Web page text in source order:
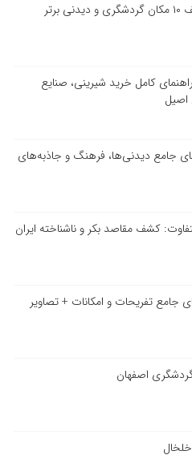
کامل خرید شیرینی، صنایع
جامع دیدنی‌ها، فرهنگ و جاذبه‌های
کشف مقاصد بکر و ناشناخته ایران
جامع تفریحات و امکانات + تصاویر
اصفهان